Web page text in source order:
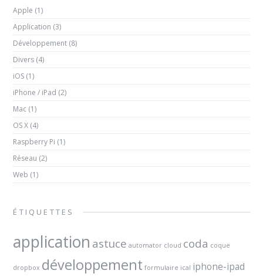
Apple (1)
Application (3)
Développement (8)
Divers (4)
iOS (1)
iPhone / iPad (2)
Mac (1)
OS X (4)
Raspberry Pi (1)
Réseau (2)
Web (1)
ÉTIQUETTES
application astuce automator cloud coda coque
dropbox développement formulaire ical iphone-ipad